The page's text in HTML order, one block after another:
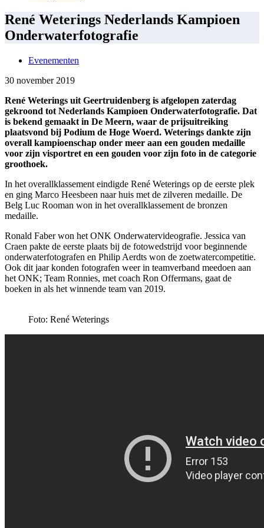
René Weterings Nederlands Kampioen
Onderwaterfotografie
Evenementen
30 november 2019
René Weterings uit Geertruidenberg is afgelopen zaterdag
gekroond tot Nederlands Kampioen Onderwaterfotografie. Dat
is bekend gemaakt in De Meern, waar de prijsuitreiking
plaatsvond bij Podium de Hoge Woerd. Weterings dankte zijn
overall kampioenschap onder meer aan een gouden medaille
voor zijn visportret en een gouden voor zijn foto in de categorie
groothoek.
In het overallklassement eindigde René Weterings op de eerste plek
en ging Marco Heesbeen naar huis met de zilveren medaille. De
Belg Luc Rooman won in het overallklassement de bronzen
medaille.
Ronald Faber won het ONK Onderwatervideografie. Jessica van
Craen pakte de eerste plaats bij de fotowedstrijd voor beginnende
onderwaterfotografen en Philip Aerdts won de zoetwatercompetitie.
Ook dit jaar konden fotografen weer in teamverband meedoen aan
het ONK; Team Ronnies, met coach Ron Offermans, gaat de
boeken in als het winnende team van 2019.
Foto: René Weterings